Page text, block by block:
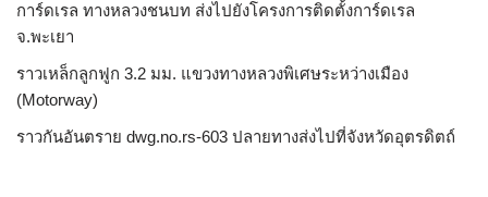
การ์ดเรล ทางหลวงชนบท ส่งไปยังโครงการติดตั้งการ์ดเรล
จ.พะเยา
ราวเหล็กลูกฟูก 3.2 มม. แขวงทางหลวงพิเศษระหว่างเมือง
(Motorway)
ราวกันอันตราย dwg.no.rs-603 ปลายทางส่งไปที่จังหวัดอุตรดิตถ์